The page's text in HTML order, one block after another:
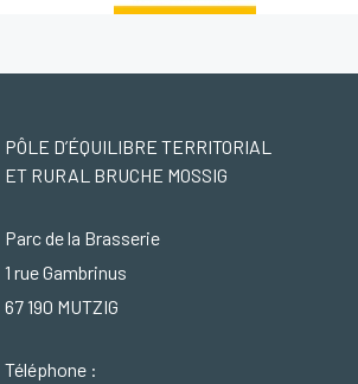
PÔLE D’ÉQUILIBRE TERRITORIAL
ET RURAL BRUCHE MOSSIG
Parc de la Brasserie
1 rue Gambrinus
67 190 MUTZIG
Téléphone :